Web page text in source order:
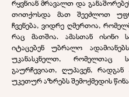
რყვნიან მრავალთ და
თითქოსდა მათ შეეძლოთ
ჩვენება, ვიდრე ღმერთია,
რაც მათშია. ამასთან ისინი
იტაცებენ უბრალო
უკანასკნელთ, რომელთაც
გაურჩევიათ, ღუპავენ,
უკეთურ აზრებს შემოქმედის